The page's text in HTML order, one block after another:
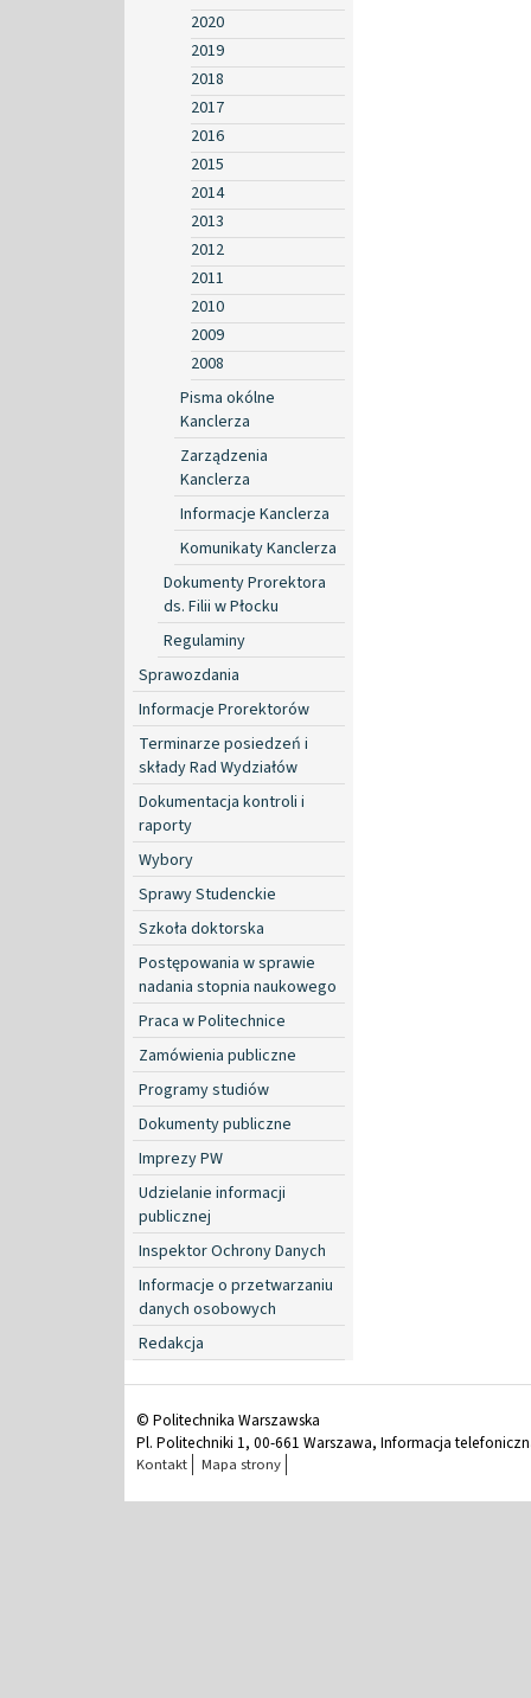
2020
2019
2018
2017
2016
2015
2014
2013
2012
2011
2010
2009
2008
Pisma okólne
Kanclerza
Zarządzenia
Kanclerza
Informacje Kanclerza
Komunikaty Kanclerza
Dokumenty Prorektora
ds. Filii w Płocku
Regulaminy
Sprawozdania
Informacje Prorektorów
Terminarze posiedzeń i
składy Rad Wydziałów
Dokumentacja kontroli i
raporty
Wybory
Sprawy Studenckie
Szkoła doktorska
Postępowania w sprawie
nadania stopnia naukowego
Praca w Politechnice
Zamówienia publiczne
Programy studiów
Dokumenty publiczne
Imprezy PW
Udzielanie informacji
publicznej
Inspektor Ochrony Danych
Informacje o przetwarzaniu
danych osobowych
Redakcja
© Politechnika Warszawska
Pl. Politechniki 1, 00-661 Warszawa, Informacja
Kontakt Mapa strony